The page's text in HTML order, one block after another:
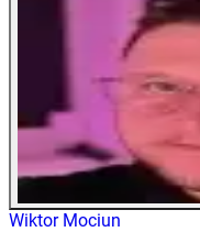
Wiktor Mociun